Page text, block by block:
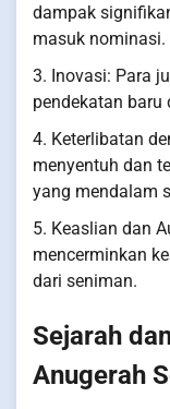
dampak
masuk nominasi.
3. Inovasi: Para
pendekatan baru
4. Keterlibatan
menyentuh dan
yang mendalam
5. Keaslian dan
mencerminkan
dari seniman.
Sejarah
Anugerah